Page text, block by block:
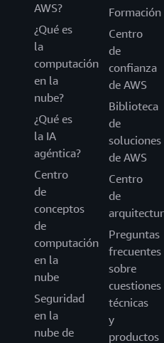
AWS?
¿Qué es
la
computación
en la
nube?
¿Qué es
la IA
agéntica?
Centro
de
conceptos
de
computación
en la
nube
Seguridad
en la
nube de
Formación
Centro
de
confianza
de AWS
Biblioteca
de
soluciones
de AWS
Centro
de
Preguntas
frecuentes
sobre
cuestiones
técnicas
y
productos